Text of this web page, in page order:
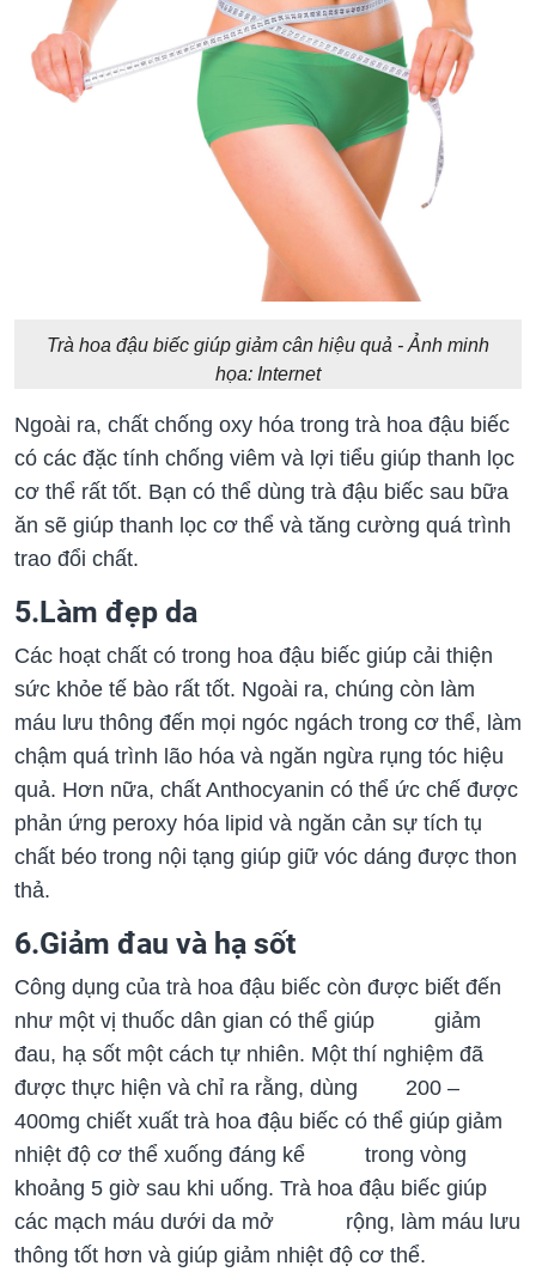
Trà hoa đậu biếc giúp giảm cân hiệu quả - Ảnh minh
họa: Internet
Ngoài ra, chất chống oxy hóa trong trà hoa đậu biếc
có các đặc tính chống viêm và lợi tiểu giúp thanh lọc
cơ thể rất tốt. Bạn có thể dùng trà đậu biếc sau bữa
ăn sẽ giúp thanh lọc cơ thể và tăng cường quá trình
trao đổi chất.
5.Làm đẹp da
Các hoạt chất có trong hoa đậu biếc giúp cải thiện
sức khỏe tế bào rất tốt. Ngoài ra, chúng còn làm
máu lưu thông đến mọi ngóc ngách trong cơ thể, làm
chậm quá trình lão hóa và ngăn ngừa rụng tóc hiệu
quả. Hơn nữa, chất Anthocyanin có thể ức chế được
phản ứng peroxy hóa lipid và ngăn cản sự tích tụ
chất béo trong nội tạng giúp giữ vóc dáng được thon
thả.
6.Giảm đau và hạ sốt
Công dụng của trà hoa đậu biếc còn được biết đến
như một vị thuốc dân gian có thể giúp giảm
đau, hạ sốt một cách tự nhiên. Một thí nghiệm đã
được thực hiện và chỉ ra rằng, dùng 200 –
400mg chiết xuất trà hoa đậu biếc có thể giúp giảm
nhiệt độ cơ thể xuống đáng kể trong vòng
khoảng 5 giờ sau khi uống. Trà hoa đậu biếc giúp
các mạch máu dưới da mở rộng, làm máu lưu
thông tốt hơn và giúp giảm nhiệt độ cơ thể.